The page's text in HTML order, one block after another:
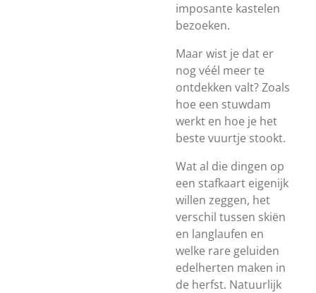
imposante kastelen
bezoeken.
Maar wist je dat er
nog véél meer te
ontdekken valt? Zoals
hoe een stuwdam
werkt en hoe je het
beste vuurtje stookt.
Wat al die dingen op
een stafkaart eigenijk
willen zeggen, het
verschil tussen skiën
en langlaufen en
welke rare geluiden
edelherten maken in
de herfst. Natuurlijk